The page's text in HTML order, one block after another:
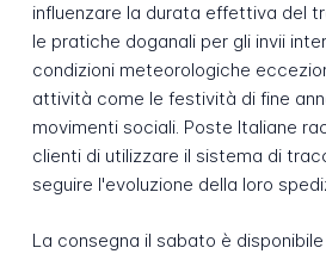
influenzare la durata effettiva del
le pratiche doganali per gli invii
condizioni meteorologiche
attività come le festività di fine
movimenti sociali. Poste Italiane
clienti di utilizzare il sistema di
seguire l'evoluzione della loro
La consegna il sabato è